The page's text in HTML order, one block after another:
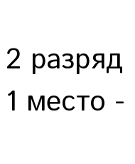
2 разряд
1 место